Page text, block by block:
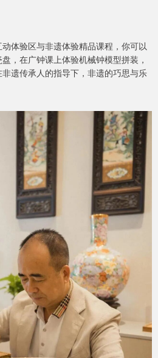
体验区与非遗体验精品课程，你可以
，在广钟课上体验机械钟模型拼装，
遗传承人的指导下，非遗的巧思与乐